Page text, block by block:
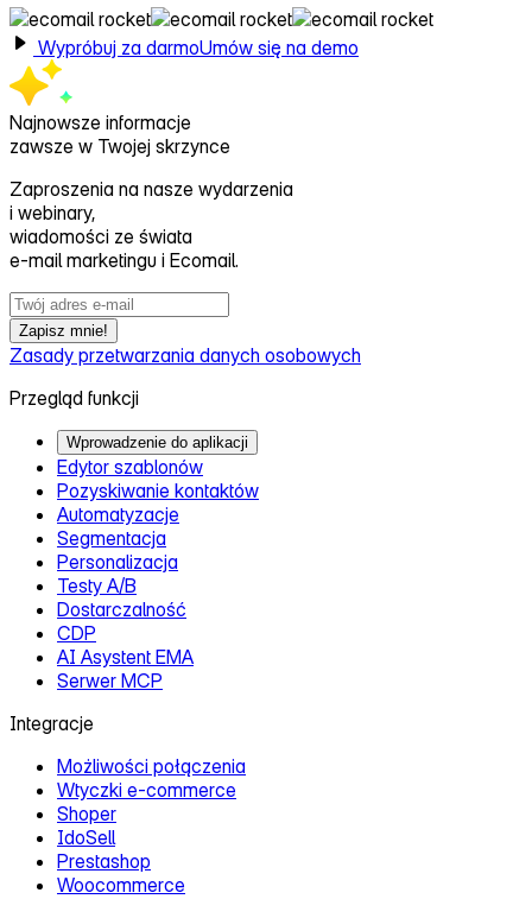
Wypróbuj za darmoUmów się na demo
Najnowsze informacje
zawsze w Twojej skrzynce
Zaproszenia na nasze wydarzenia
i webinary,
wiadomości ze świata
e‑mail marketingu i Ecomail.
Zapisz mnie!
Zasady przetwarzania danych osobowych
Przegląd funkcji
Wprowadzenie do aplikacji
Edytor szablonów
Pozyskiwanie kontaktów
Automatyzacje
Segmentacja
Personalizacja
Testy A/B
Dostarczalność
CDP
AI Asystent EMA
Serwer MCP
Integracje
Możliwości połączenia
Wtyczki e‑commerce
Shoper
IdoSell
Prestashop
Woocommerce